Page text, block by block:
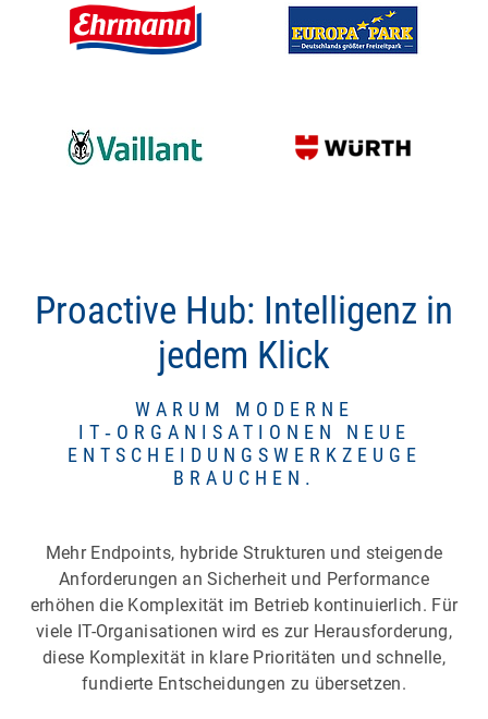
Proactive Hub: Intelligenz in
jedem Klick
WARUM MODERNE
IT‑ORGANISATIONEN NEUE
ENTSCHEIDUNGSWERKZEUGE
BRAUCHEN.
Mehr Endpoints, hybride Strukturen und steigende
Anforderungen an Sicherheit und Performance
erhöhen die Komplexität im Betrieb kontinuierlich. Für
viele IT-Organisationen wird es zur Herausforderung,
diese Komplexität in klare Prioritäten und schnelle,
fundierte Entscheidungen zu übersetzen.